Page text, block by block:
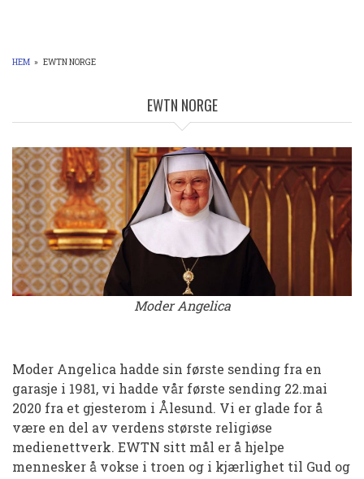
HEM » EWTN NORGE
EWTN NORGE
Moder Angelica
Moder Angelica hadde sin første sending fra en
garasje i 1981, vi hadde vår første sending 22.mai
2020 fra et gjesterom i Ålesund. Vi er glade for å
være en del av verdens største religiøse
medienettverk. EWTN sitt mål er å hjelpe
mennesker å vokse i troen og i kjærlighet til Gud og